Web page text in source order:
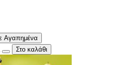
Αγαπημένα